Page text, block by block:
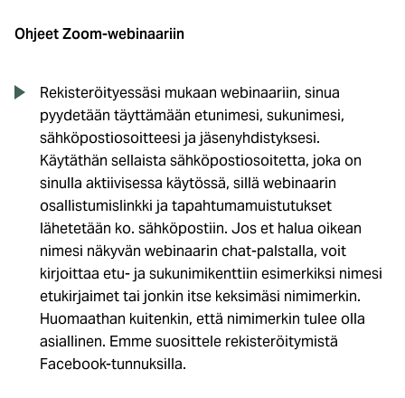
n
e
n
l
i
n
k
k
i
)
Ohjeet Zoom-webinaariin
Rekisteröityessäsi mukaan webinaariin, sinua
pyydetään täyttämään etunimesi, sukunimesi,
sähköpostiosoitteesi ja jäsenyhdistyksesi.
Käytäthän sellaista sähköpostiosoitetta, joka on
sinulla aktiivisessa käytössä, sillä webinaarin
osallistumislinkki ja tapahtumamuistutukset
lähetetään ko. sähköpostiin. Jos et halua oikean
nimesi näkyvän webinaarin chat-palstalla, voit
kirjoittaa etu- ja sukunimikenttiin esimerkiksi nimesi
etukirjaimet tai jonkin itse keksimäsi nimimerkin.
Huomaathan kuitenkin, että nimimerkin tulee olla
asiallinen. Emme suosittele rekisteröitymistä
Facebook-tunnuksilla.